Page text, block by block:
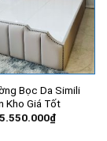
Bọc Da Simili
Kho Giá Tốt
Giá
5.550.000₫Giá
hiện